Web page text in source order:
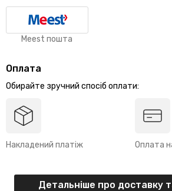
Meest пошта
Оплата
Обирайте зручний спосіб оплати:
Накладений платіж Оплата
Детальніше про доставку